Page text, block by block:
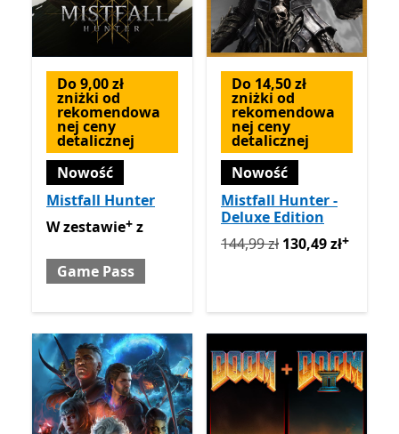
Do 9,00 zł
zniżki od
rekomendowa
nej ceny
detalicznej
Nowość
Mistfall Hunter
W zestawie z Game Pass
Oferty zakupu w aplikacji
W zestawie+ z
Game Pass
Do 14,50 zł
zniżki od
rekomendowa
nej ceny
detalicznej
Nowość
Mistfall Hunter -
Deluxe Edition
Pierwotnie 144,99 zł teraz
144,99 zł 130,49 zł+